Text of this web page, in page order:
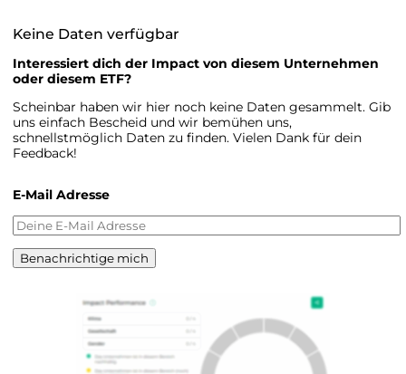
Keine Daten verfügbar
Interessiert dich der Impact von diesem Unternehmen
oder diesem ETF?
Scheinbar haben wir hier noch keine Daten gesammelt. Gib
uns einfach Bescheid und wir bemühen uns,
schnellstmöglich Daten zu finden. Vielen Dank für dein
Feedback!
E-Mail Adresse
Benachrichtige mich